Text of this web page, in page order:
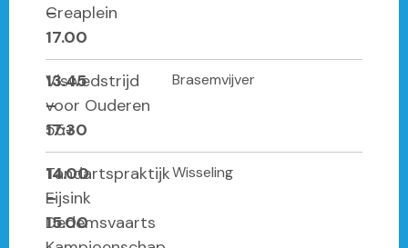
–
17.00
Creaplein
13.45
–
17:30
Viswedstrijd
voor Ouderen
55+
Brasemvijver
14.00
–
15.00
Tandartspraktijk
Eijsink
Dedemsvaarts
Wisseling